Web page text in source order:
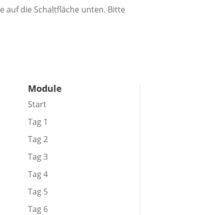
auf die Schaltfläche unten. Bitte
Module
Start
Tag 1
Tag 2
Tag 3
Tag 4
Tag 5
Tag 6